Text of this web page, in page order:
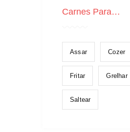
Carnes Para…
Assar Cozer
Fritar Grelhar
Saltear